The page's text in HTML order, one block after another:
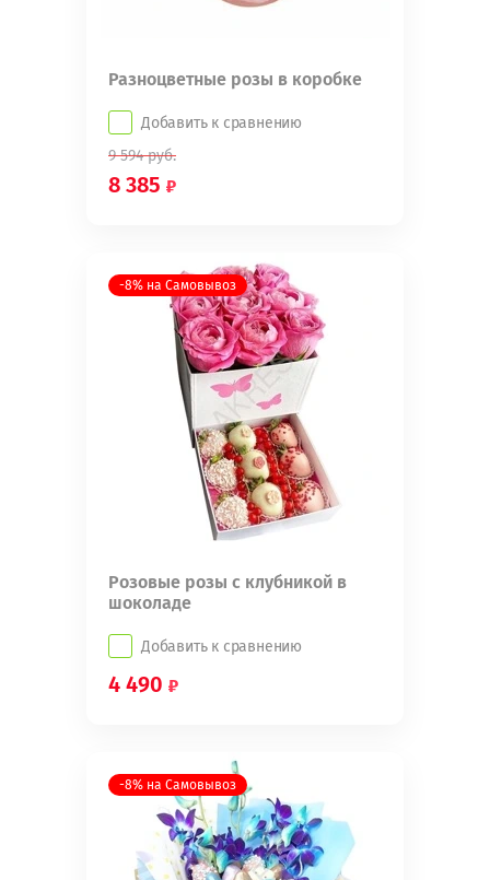
Разноцветные розы в коробке
Добавить к сравнению
9 594руб.
8 385
-8% на Самовывоз
Розовые розы с клубникой в
шоколаде
Добавить к сравнению
4 490
-8% на Самовывоз